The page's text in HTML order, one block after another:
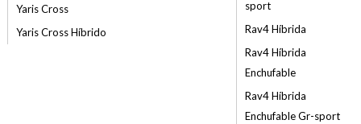
Yaris Cross
Yaris Cross Híbrido
sport
Rav4 Híbrida
Rav4 Híbrida
Enchufable
Rav4 Híbrida
Enchufable Gr-sport